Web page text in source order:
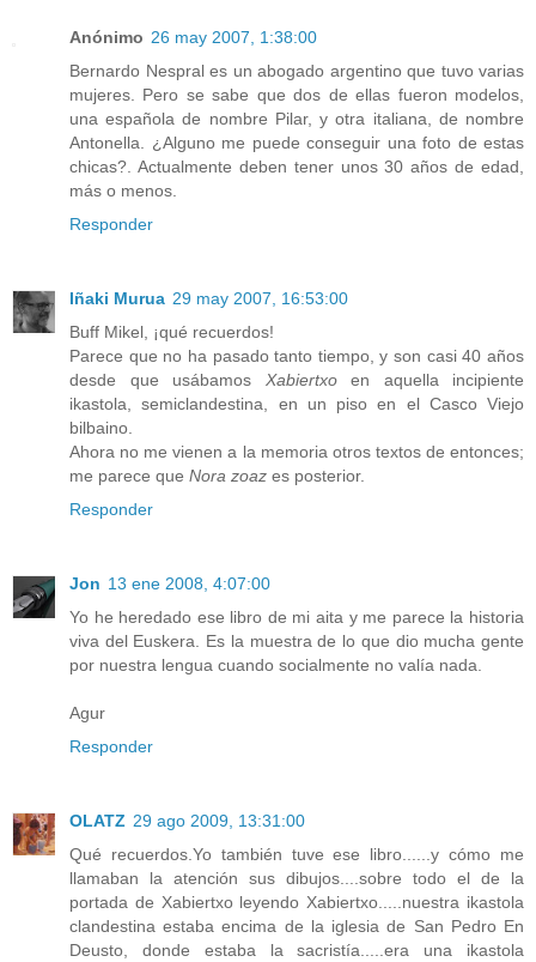
Anónimo 26 may 2007, 1:38:00
Bernardo Nespral es un abogado argentino que tuvo varias
mujeres. Pero se sabe que dos de ellas fueron modelos,
una española de nombre Pilar, y otra italiana, de nombre
Antonella. ¿Alguno me puede conseguir una foto de estas
chicas?. Actualmente deben tener unos 30 años de edad,
más o menos.
Responder
Iñaki Murua 29 may 2007, 16:53:00
Buff Mikel, ¡qué recuerdos!
Parece que no ha pasado tanto tiempo, y son casi 40 años
desde que usábamos Xabiertxoen aquella incipiente
ikastola, semiclandestina, en un piso en el Casco Viejo
bilbaino.
Ahora no me vienen a la memoria otros textos de entonces;
me parece que Nora zoaz es posterior.
Responder
Jon 13 ene 2008, 4:07:00
Yo he heredado ese libro de mi aita y me parece la historia
viva del Euskera. Es la muestra de lo que dio mucha gente
por nuestra lengua cuando socialmente no valía nada.
Agur
Responder
OLATZ 29 ago 2009, 13:31:00
Qué recuerdos.Yo también tuve ese libro......y cómo me
llamaban la atención sus dibujos....sobre todo el de la
portada de Xabiertxo leyendo Xabiertxo.....nuestra ikastola
clandestina estaba encima de la iglesia de San Pedro En
Deusto, donde estaba la sacristía.....era una ikastola